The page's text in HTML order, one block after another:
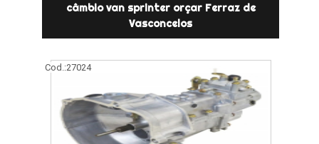
câmbio van sprinter orçar Ferraz de
Vasconcelos
Cod.:27024